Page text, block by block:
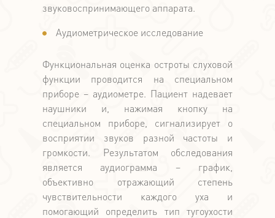
звуковоспринимающего аппарата.
Аудиометрическое исследование
Функциональная оценка остроты слуховой
функции проводится на специальном
приборе – аудиометре. Пациент надевает
наушники и, нажимая кнопку на
специальном приборе, сигнализирует о
восприятии звуков разной частоты и
громкости. Результатом обследования
является аудиограмма – график,
объективно отражающий степень
чувствительности каждого уха и
помогающий определить тип тугоухости